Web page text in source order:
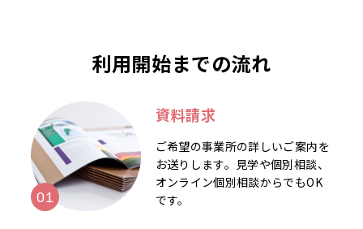
利用開始までの流れ
資料請求
ご希望の事業所の詳しいご案内を
お送りします。見学や個別相談、
オンライン個別相談からでもOK
です。